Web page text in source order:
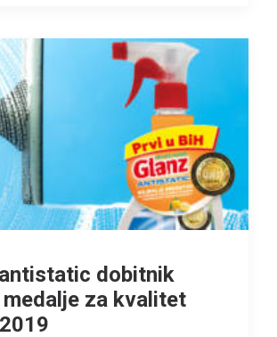
dobitnik
za kvalitet